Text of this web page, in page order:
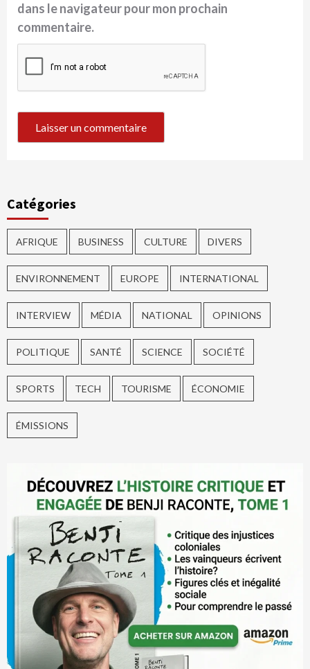
dans le navigateur pour mon prochain
commentaire.
Catégories
AFRIQUE BUSINESS CULTURE DIVERS
ENVIRONNEMENT EUROPE INTERNATIONAL
INTERVIEW MÉDIA NATIONAL OPINIONS
POLITIQUE SANTÉ SCIENCE SOCIÉTÉ
SPORTS TECH TOURISME ÉCONOMIE
ÉMISSIONS